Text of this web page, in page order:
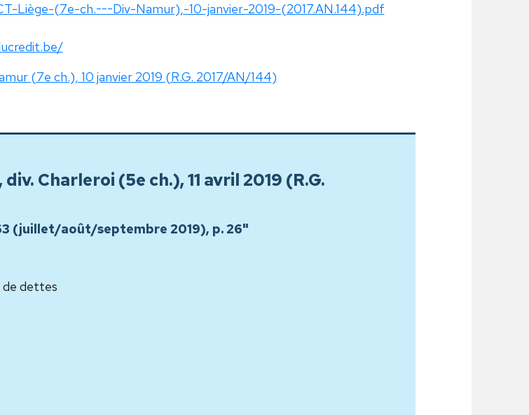
Liège-(7e-ch.---Div-Namur),-10-janvier-2019-(2017.AN.144).pdf
(7e ch.), 10 janvier 2019 (R.G. 2017/AN/144)
Charleroi (5e ch.), 11 avril 2019 (R.G.
(juillet/août/septembre 2019), p. 26"
dettes